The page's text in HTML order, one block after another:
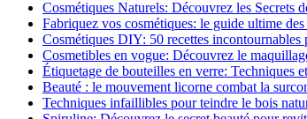
Cosmétiques Naturels: Découvrez les Secrets
Fabriquez vos cosmétiques: le guide ultime
Cosmétiques DIY: 50 recettes
Cosmetibles en vogue: Découvrez le
Étiquetage de bouteilles en verre: Techniques
Beauté : le mouvement licorne combat la
Techniques infaillibles pour teindre le bois